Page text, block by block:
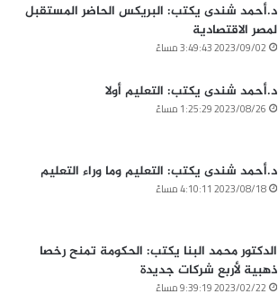
د.أحمد شندى يكتب: البريكس الحاضر المستقبل
لمصر الاقتصادية
2023/09/02 3:49:43 مساءً
د.أحمد شندى يكتب: التعليم أولا
2023/08/26 1:25:29 مساءً
د.أحمد شندى يكتب: التعليم وما وراء التعليم
2023/08/18 4:10:11 مساءً
الدكتور محمد البنا يكتب: الحكومة تمنح رخصا
ذهبية لأربع شركات جديدة
2023/02/22 9:39:19 مساءً